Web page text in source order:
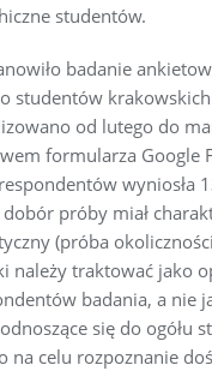
studentów.
badanie
studentów
od lutego do
formularza Google
wyniosła
próby miał
(próba
należy traktować jako
badania, a nie
się do ogółu
na celu rozpoznanie